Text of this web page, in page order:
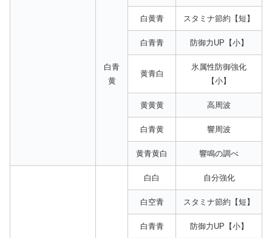
白青
黄
白黄青 スタミナ節約【短】
白青青 防御力UP【小】
黄青白
氷属性防御強化
【小】
黄黄黄 高周波
白青黄 響周波
黄青黄白 響鳴の調べ
白白 自分強化
白空青 スタミナ節約【短】
白青青 防御力UP【小】